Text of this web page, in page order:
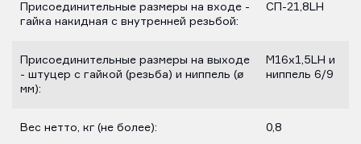
Присоединительные размеры на входе -
гайка накидная с внутренней резьбой:
СП-21,8LH
Присоединительные размеры на выходе
- штуцер с гайкой (резьба) и ниппель (ø
мм):
M16х1,5LH и
ниппель 6/9
Вес нетто, кг (не более): 0,8